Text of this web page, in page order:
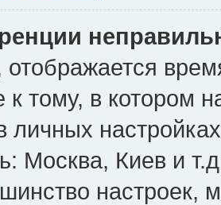
к тому, в котором
личных
Москва, Киев и
настроек,